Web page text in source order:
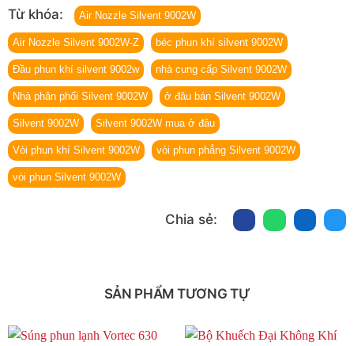
Từ khóa: Air Nozzle Silvent 9002W
Air Nozzle Silvent 9002W-Z béc phun khí silvent 9002W
Đầu phun khí silvent 9002w nhà cung cấp Silvent 9002W
Nhà phân phối Silvent 9002W ở đâu bán Silvent 9002W
Silvent 9002W Silvent 9002W mua ở đâu
Vòi phun khí Silvent 9002W vòi phun phẳng Silvent 9002W
vòi phun Silvent 9002W
Chia sẻ:
SẢN PHẨM TƯƠNG TỰ